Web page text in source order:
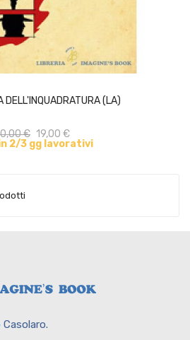
DELL'INQUADRATURA (LA)
€ 19,00 €
2/3 gg lavorativi
ACQUISTA